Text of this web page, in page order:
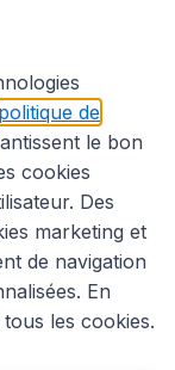
générales
politique de
le bon
cookies
Des
marketing et
de navigation
En
les cookies.